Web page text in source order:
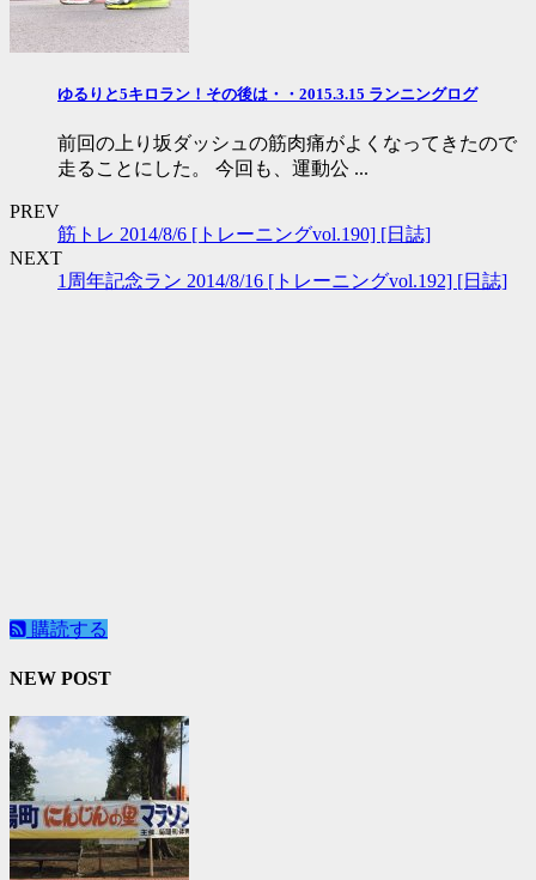
ゆるりと5キロラン！その後は・・2015.3.15 ランニングログ
前回の上り坂ダッシュの筋肉痛がよくなってきたので
走ることにした。 今回も、運動公 ...
PREV
筋トレ 2014/8/6 [トレーニングvol.190] [日誌]
NEXT
1周年記念ラン 2014/8/16 [トレーニングvol.192] [日誌]
購読する
NEW POST